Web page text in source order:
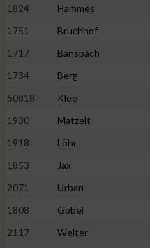
1824
Hammes
1751
Bruchhof
1717
Banspach
1734
Berg
50818
Klee
1930
Matzelt
1918
Löhr
1853
Jax
2071
Urban
1808
Göbel
2117
Welter